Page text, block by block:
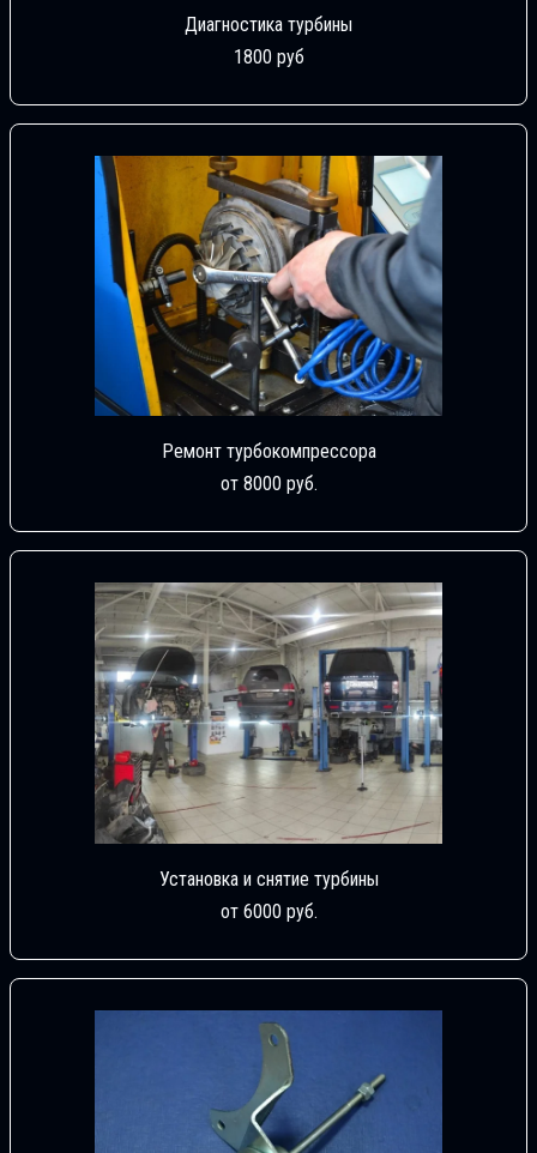
Диагностика турбины
1800 руб
Ремонт турбокомпрессора
от 8000 руб.
Установка и снятие турбины
от 6000 руб.